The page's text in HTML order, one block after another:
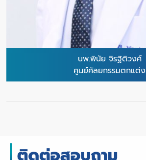
นพ.พินัย จิรฐิติวงศ์
ศูนย์ศัลยกรรมตกแต่ง